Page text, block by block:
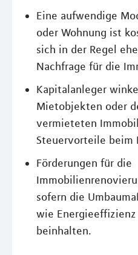
Eine aufwendige
oder Wohnung ist
sich in der Regel
Nachfrage für die
Kapitalanleger
Mietobjekten oder
vermieteten
Steuervorteile beim
Förderungen für die
sofern die
wie
beinhalten.